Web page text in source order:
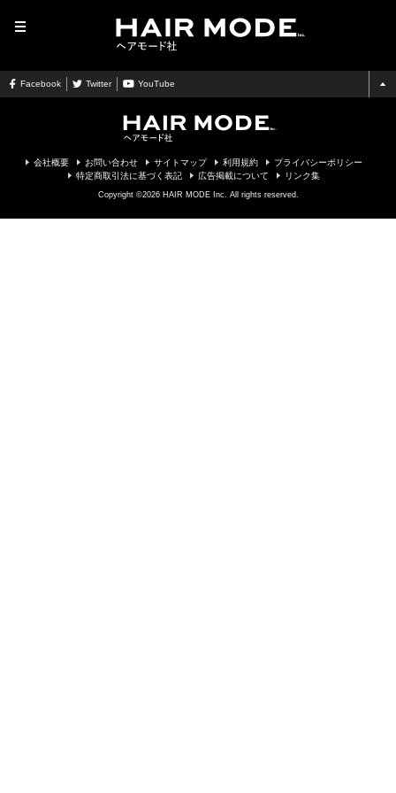
Facebook Twitter YouTube
会社概要 お問い合わせ サイトマップ 利用規約
プライバシーポリシー
特定商取引法に基づく表記
広告掲載について リンク集
Copyright ©2026 HAIR MODE Inc. All rights reserved.